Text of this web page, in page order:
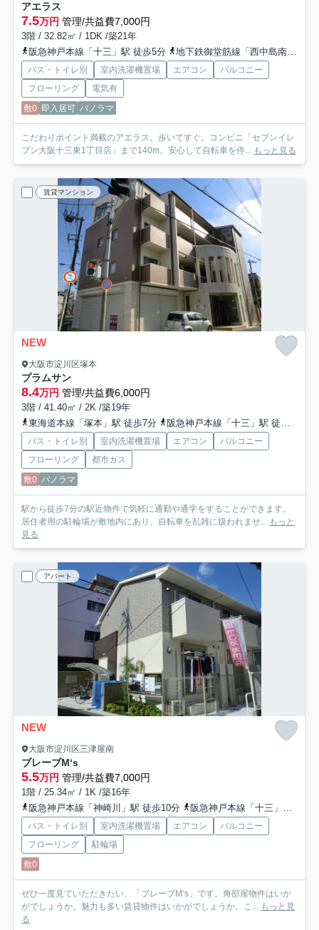
アエラス
7.5万円 管理/共益費7,000円
3階 / 32.82㎡ / 1DK /築21年
阪急神戸本線「十三」駅 徒歩5分
地下鉄御堂筋線「西中島南方」駅 徒歩17分
バス・トイレ別 室内洗濯機置場 エアコン
バルコニー
フローリング
電気有
敷0 即入居可 パノラマ
こだわりポイント満載のアエラス。歩いてすぐ。コンビニ「セブンイレ
ブン大阪十三東1丁目店」まで140m。安心して自転車を停... もっと見る
賃貸マンション
NEW
大阪市淀川区塚本
プラムサン
8.4万円 管理/共益費6,000円
3階 / 41.40㎡ / 2K /築19年
東海道本線「塚本」駅 徒歩7分
阪急神戸本線「十三」駅 徒歩18分
バス・トイレ別 室内洗濯機置場 エアコン
バルコニー
フローリング
都市ガス
敷0 パノラマ
駅から徒歩7分の駅近物件で気軽に通勤や通学をすることができます。
居住者用の駐輪場が敷地内にあり、自転車を乱雑に扱われませ... もっと
見る
アパート
NEW
大阪市淀川区三津屋南
ブレーブM‘s
5.5万円 管理/共益費7,000円
1階 / 25.34㎡ / 1K /築16年
阪急神戸本線「神崎川」駅 徒歩10分
阪急神戸本線「十三」駅 徒歩18分
バス・トイレ別 室内洗濯機置場 エアコン
バルコニー
フローリング
駐輪場
敷0
ぜひ一度見ていただきたい、「ブレーブM‘s」です。角部屋物件はいか
がでしょうか。魅力も多い賃貸物件はいかがでしょうか。こ...
もっと見
る